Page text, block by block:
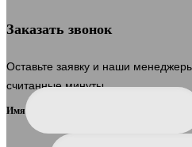
Заказать звонок
Оставьте заявку и наши
считанные минуты.
Имя